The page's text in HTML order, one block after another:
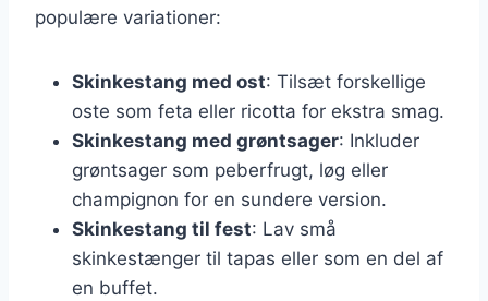
populære variationer:
Skinkestang med ost: Tilsæt forskellige
oste som feta eller ricotta for ekstra smag.
Skinkestang med grøntsager: Inkluder
grøntsager som peberfrugt, løg eller
champignon for en sundere version.
Skinkestang til fest: Lav små
skinkestænger til tapas eller som en del af
en buffet.